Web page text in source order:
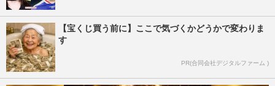
【宝くじ買う前に】ここで気づくかどうかで変わりま
す
PR(合同会社デジタルファーム )